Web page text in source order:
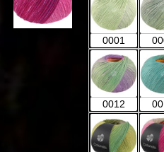
0001
0012